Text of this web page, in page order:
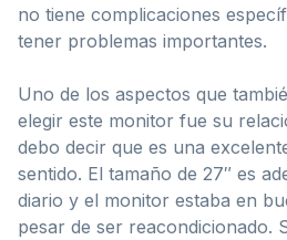
no tiene complicaciones
tener problemas importantes.
Uno de los aspectos que
elegir este monitor fue su
debo decir que es una
sentido. El tamaño de 27″ es
diario y el monitor estaba en
pesar de ser reacondicionado.